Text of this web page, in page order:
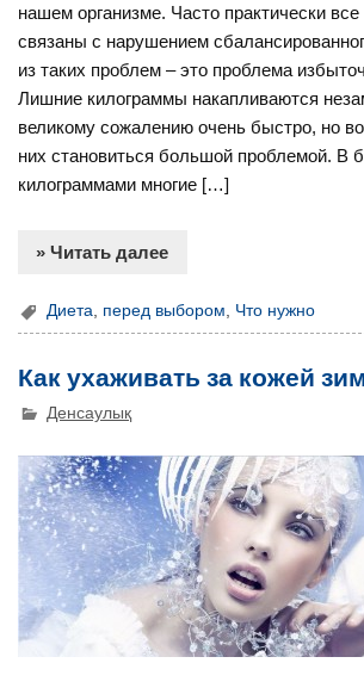
нашем организме. Часто практически
связаны с нарушением
из таких проблем – это проблема
Лишние килограммы накапливаются
великому сожалению очень быстро, но
них становиться большой проблемой. В
килограммами многие […]
» Читать далее
Диета перед выбором Что нужно
Как ухаживать за кожей
Денсаулық